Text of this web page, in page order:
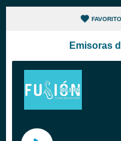
Emisoras